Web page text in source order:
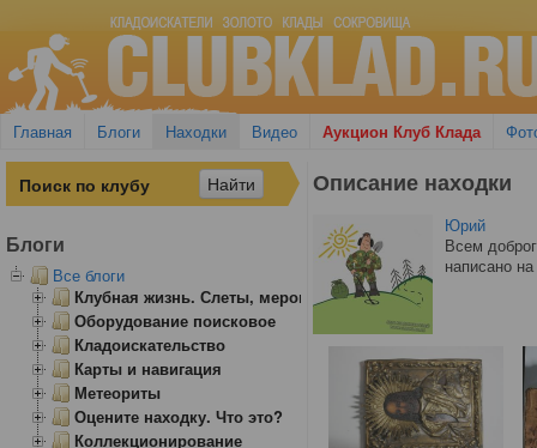
Главная Блоги Находки Видео Аукцион Клуб Клада
Описание находки
Юрий
Всем
написано
Блоги
Все блоги
Клубная жизнь. Слеты, мероприятия
Оборудование поисковое
Кладоискательство
Карты и навигация
Метеориты
Оцените находку. Что это?
Коллекционирование